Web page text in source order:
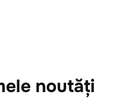
noutăți